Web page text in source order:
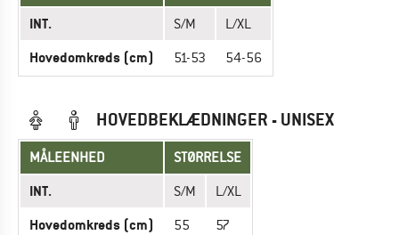
INT. S/M L/XL
Hovedomkreds (cm) 51-53 54-56
HOVEDBEKLÆDNINGER - UNISEX
MÅLEENHED STØRRELSE
INT. S/M L/XL
Hovedomkreds (cm) 55 57